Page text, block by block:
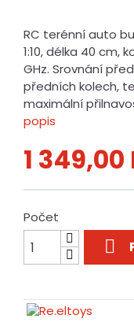
RC terénní auto
1:10, délka 40 cm,
GHz. Srovnání
předních kolech,
maximální
popis
1 349,00
Počet
